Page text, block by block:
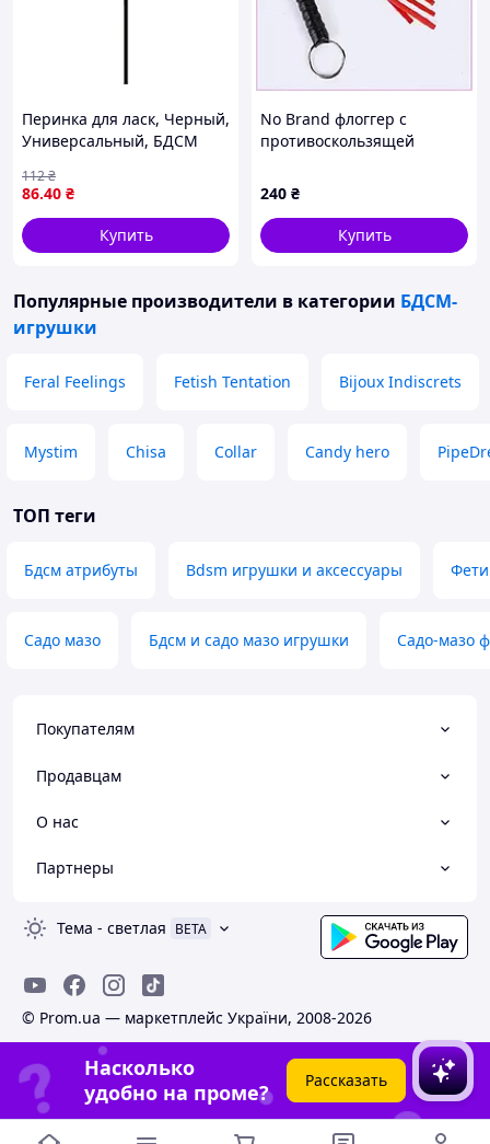
Перинка для ласк, Черный,
Универсальный, БДСМ
товар для бондажа и
ролевых игр, интимная
секс-игрушка
86.40 ₴
112₴
Купить
No Brand флоггер с
противоскользящей
240 ₴
Купить
Популярные производители в категории БДСМ-
игрушки
Feral Feelings Fetish Tentation Bijoux Indiscrets
Mystim Chisa Collar Candy hero
ТОП теги
Бдсм атрибуты Bdsm игрушки и аксессуары
Садо мазо Бдсм и садо мазо игрушки Садо-мазо
Покупателям
Продавцам
О нас
Партнеры
Тема - светлая BETA
© Prom.ua — маркетплейс України, 2008-2026
Насколько
удобно на проме?
Рассказать